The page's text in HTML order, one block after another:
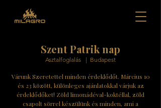
Szent Patrik nap
Asztalfoglalás
  |
Budapest
Várunk Szeretettel minden érdeklődőt. Március 10
és 23 között, különleges ajánlatokkal várjuk az
érdeklődőket! Zöld limonádéval-koktéllal, zöld
csapolt sörrel készülünk és minden, ami a